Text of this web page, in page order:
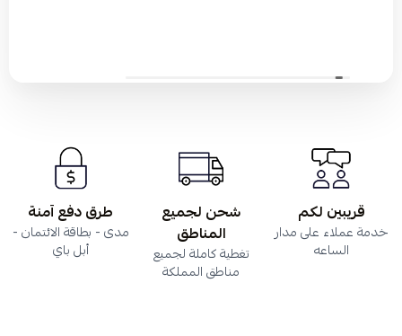
قريبين لكم
خدمة عملاء على مدار
الساعه
شحن لجميع
المناطق
تغطية كاملة لجميع
مناطق المملكة
طرق دفع آمنة
مدى - بطاقة الائتمان -
أبل باي